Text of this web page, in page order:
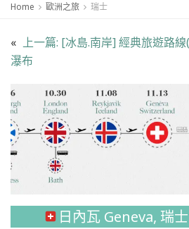
Home 歐洲之旅 瑞士
« 上一篇: [冰島.南岸] 經典旅遊路
瀑布
日內瓦 Geneva, 瑞